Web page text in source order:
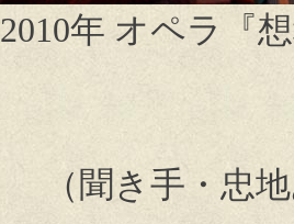
2010年 オペラ『
（聞き手・忠